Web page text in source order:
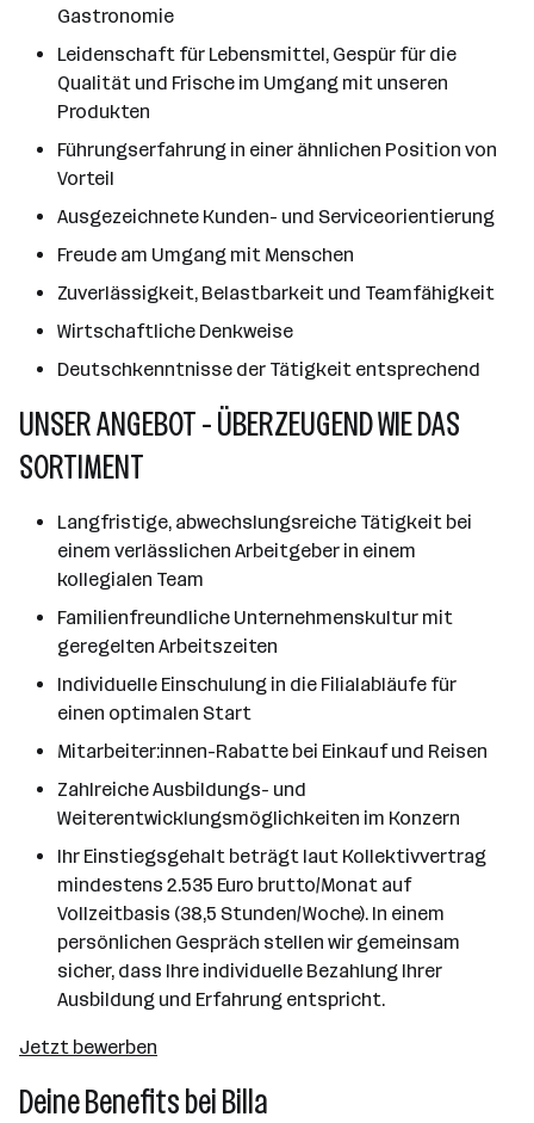
Gastronomie
Leidenschaft für Lebensmittel, Gespür für die
Qualität und Frische im Umgang mit unseren
Produkten
Führungserfahrung in einer ähnlichen Position von
Vorteil
Ausgezeichnete Kunden- und Serviceorientierung
Freude am Umgang mit Menschen
Zuverlässigkeit, Belastbarkeit und Teamfähigkeit
Wirtschaftliche Denkweise
Deutschkenntnisse der Tätigkeit entsprechend
UNSER ANGEBOT - ÜBERZEUGEND WIE DAS
SORTIMENT
Langfristige, abwechslungsreiche Tätigkeit bei
einem verlässlichen Arbeitgeber in einem
kollegialen Team
Familienfreundliche Unternehmenskultur mit
geregelten Arbeitszeiten
Individuelle Einschulung in die Filialabläufe für
einen optimalen Start
Mitarbeiter:innen-Rabatte bei Einkauf und Reisen
Zahlreiche Ausbildungs- und
Weiterentwicklungsmöglichkeiten im Konzern
Ihr Einstiegsgehalt beträgt laut Kollektivvertrag
mindestens 2.535 Euro brutto/Monat auf
Vollzeitbasis (38,5 Stunden/Woche). In einem
persönlichen Gespräch stellen wir gemeinsam
sicher, dass Ihre individuelle Bezahlung Ihrer
Ausbildung und Erfahrung entspricht.
Jetzt bewerben
Deine Benefits bei Billa